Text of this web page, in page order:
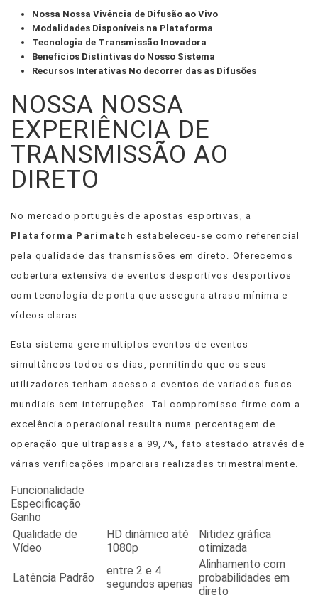
Nossa Nossa Vivência de Difusão ao Vivo
Modalidades Disponíveis na Plataforma
Tecnologia de Transmissão Inovadora
Benefícios Distintivas do Nosso Sistema
Recursos Interativas No decorrer das as Difusões
NOSSA NOSSA
EXPERIÊNCIA DE
TRANSMISSÃO AO
DIRETO
No mercado português de apostas esportivas, a
Plataforma Parimatch estabeleceu-se como referencial
pela qualidade das transmissões em direto. Oferecemos
cobertura extensiva de eventos desportivos desportivos
com tecnologia de ponta que assegura atraso mínima e
vídeos claras.
Esta sistema gere múltiplos eventos de eventos
simultâneos todos os dias, permitindo que os seus
utilizadores tenham acesso a eventos de variados fusos
mundiais sem interrupções. Tal compromisso firme com a
excelência operacional resulta numa percentagem de
operação que ultrapassa a 99,7%, fato atestado através de
várias verificações imparciais realizadas trimestralmente.
Funcionalidade
Especificação
Ganho
Qualidade de
Vídeo
HD dinâmico até
1080p
Nitidez gráfica
otimizada
Latência Padrão
entre 2 e 4
segundos apenas
Alinhamento com
probabilidades em
direto